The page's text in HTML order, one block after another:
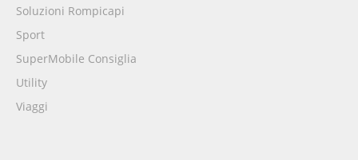
Soluzioni Rompicapi
Sport
SuperMobile Consiglia
Utility
Viaggi